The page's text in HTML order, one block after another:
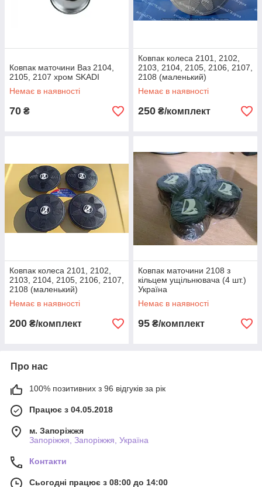
Ковпак маточини Ваз 2104,
2105, 2107 хром SKADI
Немає в наявності
70 ₴
Ковпак колеса 2101, 2102,
2103, 2104, 2105, 2106, 2107,
2108 (маленький)
пластиковий комплект 4 шт.
Немає в наявності
250 ₴/комплект
Ковпак колеса 2101, 2102,
2103, 2104, 2105, 2106, 2107,
2108 (маленький)
пластиковий чорний
комплект 4 шт.
Немає в наявності
200 ₴/комплект
Ковпак маточини 2108 з
кільцем ущільнювача (4 шт.)
Україна
Немає в наявності
95 ₴/комплект
Про нас
100% позитивних з 96 відгуків за рік
Працює з 04.05.2018
м. Запоріжжя
Запоріжжя, Запоріжжя, Україна
Контакти
Сьогодні працює з 08:00 до 14:00